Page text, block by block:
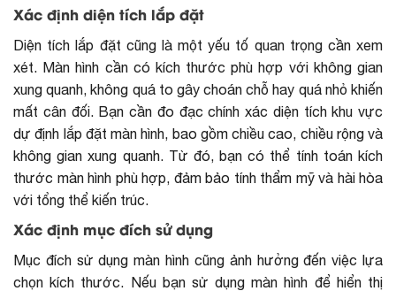
Xác định diện tích lắp đặt
Diện tích lắp đặt cũng là một yếu tố quan trọng cần xem
xét. Màn hình cần có kích thước phù hợp với không gian
xung quanh, không quá to gây choán chỗ hay quá nhỏ khiến
mất cân đối. Bạn cần đo đạc chính xác diện tích khu vực
dự định lắp đặt màn hình, bao gồm chiều cao, chiều rộng và
không gian xung quanh. Từ đó, bạn có thể tính toán kích
thước màn hình phù hợp, đảm bảo tính thẩm mỹ và hài hòa
với tổng thể kiến trúc.
Xác định mục đích sử dụng
Mục đích sử dụng màn hình cũng ảnh hưởng đến việc lựa
chọn kích thước. Nếu bạn sử dụng màn hình để hiển thị